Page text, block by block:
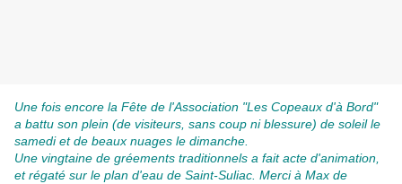
Une fois encore la Fête de l'Association "Les Copeaux d'à Bord"
a battu son plein (de visiteurs, sans coup ni blessure) de soleil le
samedi et de beaux nuages le dimanche.
Une vingtaine de gréements traditionnels a fait acte d'animation,
et régaté sur le plan d'eau de Saint-Suliac. Merci à Max de